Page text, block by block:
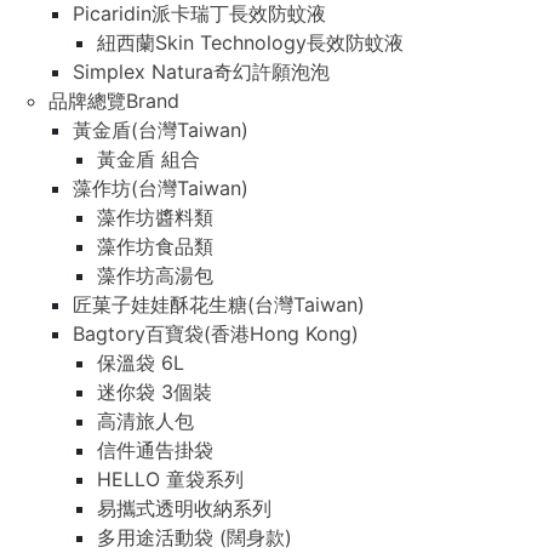
Picaridin派卡瑞丁長效防蚊液
紐西蘭Skin Technology長效防蚊液
Simplex Natura奇幻許願泡泡
品牌總覽Brand
黃金盾(台灣Taiwan)
黃金盾 組合
藻作坊(台灣Taiwan)
藻作坊醬料類
藻作坊食品類
藻作坊高湯包
匠菓子娃娃酥花生糖(台灣Taiwan)
Bagtory百寶袋(香港Hong Kong)
保溫袋 6L
迷你袋 3個裝
高清旅人包
信件通告掛袋
HELLO 童袋系列
易攜式透明收納系列
多用途活動袋 (闊身款)